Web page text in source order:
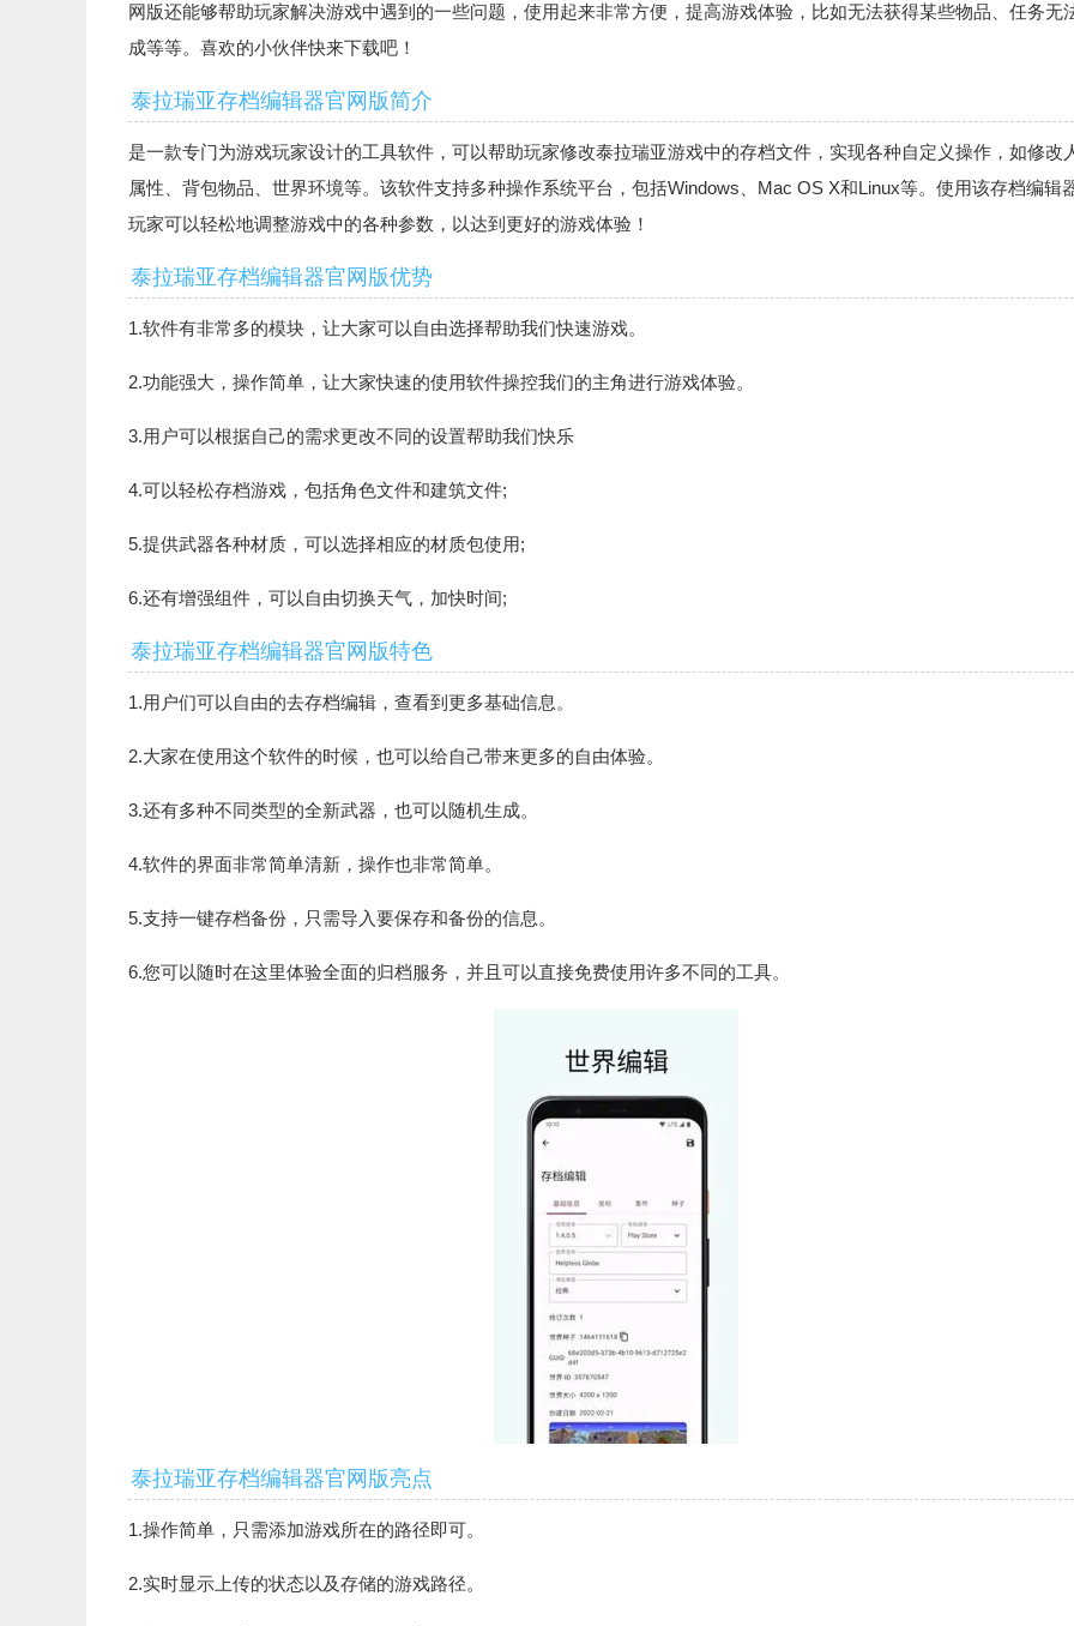
网版还能够帮助玩家解决游戏中遇到的一些问题，使用起来非常方便，提高游戏体验，比如无法获得某些物品、任务无
成等等。喜欢的小伙伴快来下载吧！
泰拉瑞亚存档编辑器官网版简介
是一款专门为游戏玩家设计的工具软件，可以帮助玩家修改泰拉瑞亚游戏中的存档文件，实现各种自定义操作，如修改
属性、背包物品、世界环境等。该软件支持多种操作系统平台，包括Windows、Mac OS X和Linux等。使用该存档编辑
玩家可以轻松地调整游戏中的各种参数，以达到更好的游戏体验！
泰拉瑞亚存档编辑器官网版优势
1.软件有非常多的模块，让大家可以自由选择帮助我们快速游戏。
2.功能强大，操作简单，让大家快速的使用软件操控我们的主角进行游戏体验。
3.用户可以根据自己的需求更改不同的设置帮助我们快乐
4.可以轻松存档游戏，包括角色文件和建筑文件;
5.提供武器各种材质，可以选择相应的材质包使用;
6.还有增强组件，可以自由切换天气，加快时间;
泰拉瑞亚存档编辑器官网版特色
1.用户们可以自由的去存档编辑，查看到更多基础信息。
2.大家在使用这个软件的时候，也可以给自己带来更多的自由体验。
3.还有多种不同类型的全新武器，也可以随机生成。
4.软件的界面非常简单清新，操作也非常简单。
5.支持一键存档备份，只需导入要保存和备份的信息。
6.您可以随时在这里体验全面的归档服务，并且可以直接免费使用许多不同的工具。
泰拉瑞亚存档编辑器官网版亮点
1.操作简单，只需添加游戏所在的路径即可。
2.实时显示上传的状态以及存储的游戏路径。